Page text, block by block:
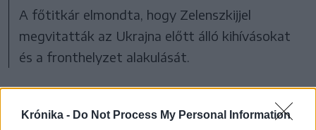
Krónika - Do Not Process My Personal Information
A főtitkár elmondta, hogy Zelenszkijjel
megvitatták az Ukrajna előtt álló kihívásokat
és a fronthelyzet alakulását.
partnerek az ukrán